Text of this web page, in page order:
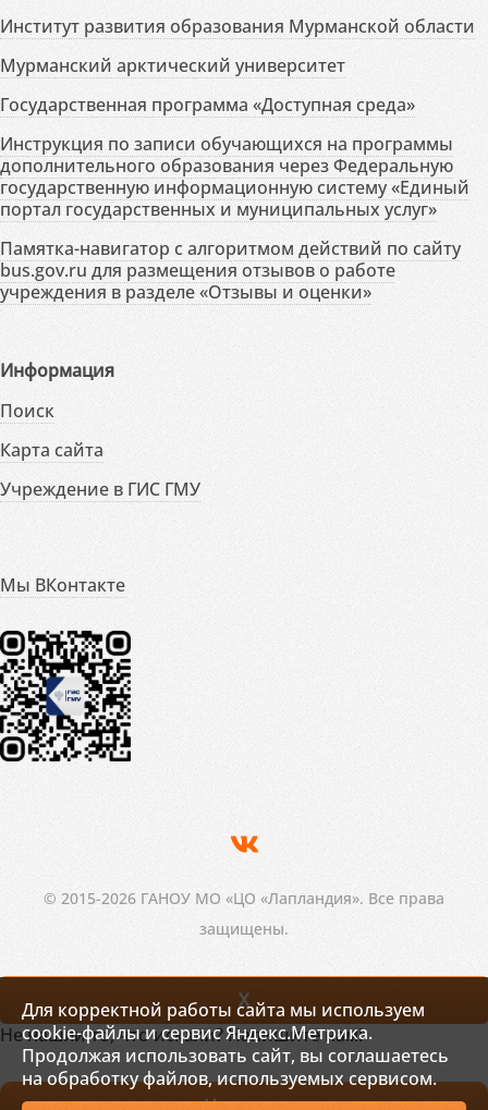
Институт развития образования Мурманской области
Мурманский арктический университет
Государственная программа «Доступная среда»
Инструкция по записи обучающихся на программы
дополнительного образования через Федеральную
государственную информационную систему «Единый
портал государственных и муниципальных услуг»
Памятка-навигатор с алгоритмом действий по сайту
bus.gov.ru для размещения отзывов о работе
учреждения в разделе «Отзывы и оценки»
Информация
Поиск
Карта сайта
Учреждение в ГИС ГМУ
Мы ВКонтакте
© 2015-2026 ГАНОУ МО «ЦО «Лапландия». Все права
защищены.
Для корректной работы сайта мы используем
cookie-файлы и сервис Яндекс.Метрика.
Продолжая использовать сайт, вы соглашаетесь
на обработку файлов, используемых сервисом.
X
Не нашли то, что искали? Напишите нам!
Написать